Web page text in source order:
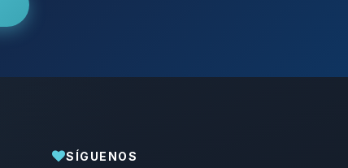
SÍGUENOS